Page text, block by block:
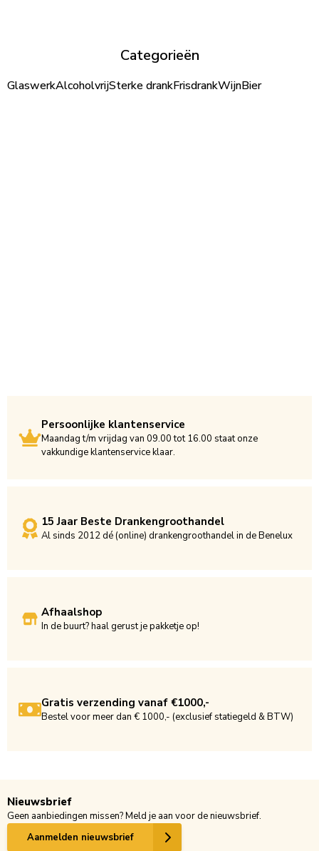
Categorieën
GlaswerkAlcoholvrijSterke drankFrisdrankWijnBier
Persoonlijke klantenservice
Maandag t/m vrijdag van 09.00 tot 16.00 staat onze
vakkundige klantenservice klaar.
15 Jaar Beste Drankengroothandel
Al sinds 2012 dé (online) drankengroothandel in de Benelux
Afhaalshop
In de buurt? haal gerust je pakketje op!
Gratis verzending vanaf €1000,-
Bestel voor meer dan € 1000,- (exclusief statiegeld & BTW)
Nieuwsbrief
Geen aanbiedingen missen? Meld je aan voor de nieuwsbrief.
Aanmelden nieuwsbrief